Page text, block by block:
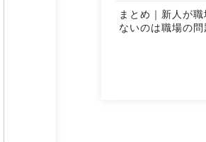
まとめ｜新人が
ないのは職場の